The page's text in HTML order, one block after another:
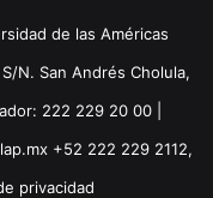
de las Américas
N. San Andrés Cholula,
222 229 20 00 |
+52 222 229 2112,
privacidad